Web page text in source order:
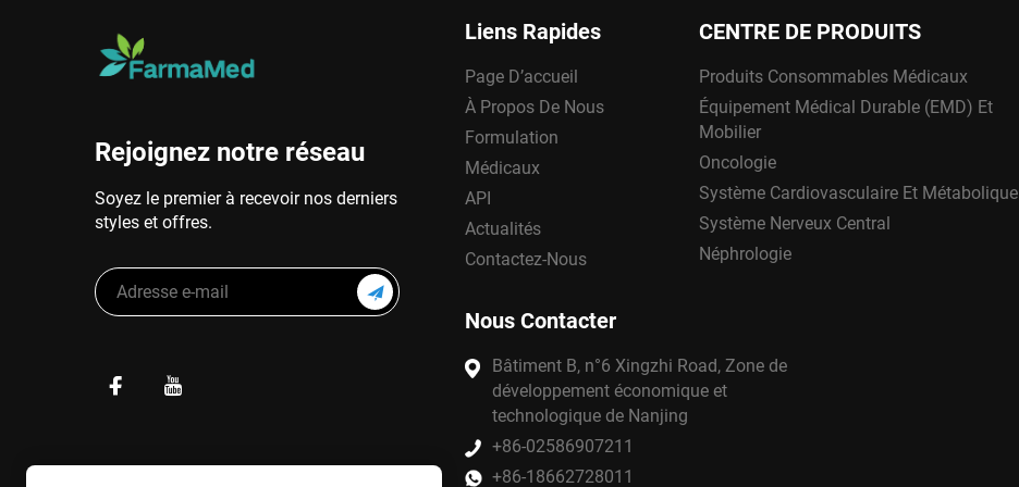
Rejoignez notre réseau
Soyez le premier à recevoir nos derniers
styles et offres.
Liens Rapides
Page D’accueil
À Propos De Nous
Formulation
Médicaux
API
Actualités
Contactez-Nous
CENTRE DE PRODUITS
Produits Consommables Médicaux
Équipement Médical Durable (EMD) Et
Mobilier
Oncologie
Système Cardiovasculaire Et Métabolique
Système Nerveux Central
Néphrologie
Nous Contacter
Bâtiment B, n°6 Xingzhi Road, Zone de
développement économique et
technologique de Nanjing
+86-02586907211
+86-18662728011